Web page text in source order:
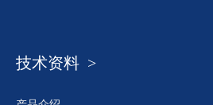
技术资料 >